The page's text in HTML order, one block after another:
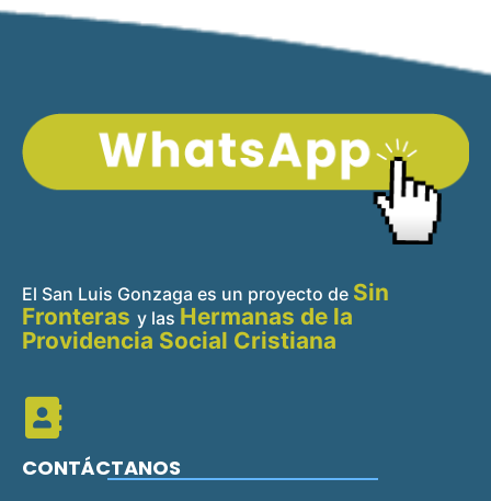
El San Luis Gonzaga es un proyecto de Sin
Fronteras y las Hermanas de la
Providencia Social Cristiana
CONTÁCTANOS